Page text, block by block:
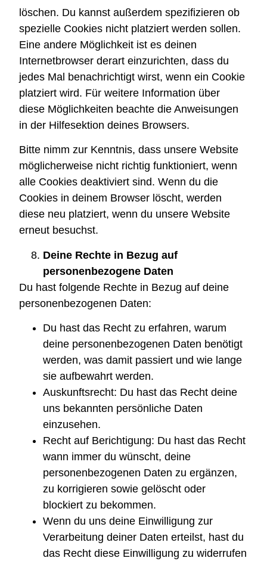
löschen. Du kannst außerdem spezifizieren ob
spezielle Cookies nicht platziert werden sollen.
Eine andere Möglichkeit ist es deinen
Internetbrowser derart einzurichten, dass du
jedes Mal benachrichtigt wirst, wenn ein Cookie
platziert wird. Für weitere Information über
diese Möglichkeiten beachte die Anweisungen
in der Hilfesektion deines Browsers.
Bitte nimm zur Kenntnis, dass unsere Website
möglicherweise nicht richtig funktioniert, wenn
alle Cookies deaktiviert sind. Wenn du die
Cookies in deinem Browser löscht, werden
diese neu platziert, wenn du unsere Website
erneut besuchst.
Deine Rechte in Bezug auf
personenbezogene Daten
Du hast folgende Rechte in Bezug auf deine
personenbezogenen Daten:
Du hast das Recht zu erfahren, warum
deine personenbezogenen Daten benötigt
werden, was damit passiert und wie lange
sie aufbewahrt werden.
Auskunftsrecht: Du hast das Recht deine
uns bekannten persönliche Daten
einzusehen.
Recht auf Berichtigung: Du hast das Recht
wann immer du wünscht, deine
personenbezogenen Daten zu ergänzen,
zu korrigieren sowie gelöscht oder
blockiert zu bekommen.
Wenn du uns deine Einwilligung zur
Verarbeitung deiner Daten erteilst, hast du
das Recht diese Einwilligung zu widerrufen